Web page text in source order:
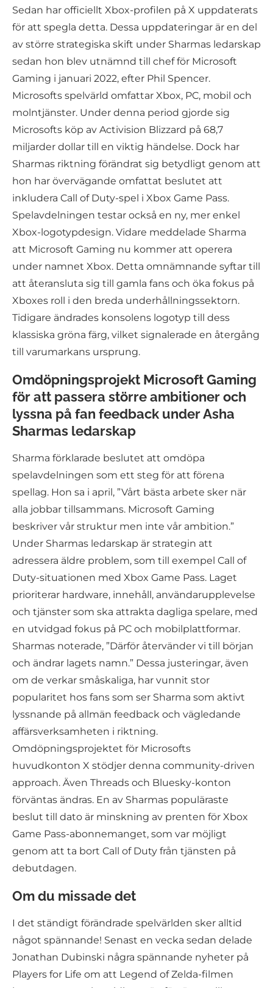
Sedan har officiellt Xbox-profilen på X uppdaterats
för att spegla detta. Dessa uppdateringar är en del
av större strategiska skift under Sharmas ledarskap
sedan hon blev utnämnd till chef för Microsoft
Gaming i januari 2022, efter Phil Spencer.
Microsofts spelvärld omfattar Xbox, PC, mobil och
molntjänster. Under denna period gjorde sig
Microsofts köp av Activision Blizzard på 68,7
miljarder dollar till en viktig händelse. Dock har
Sharmas riktning förändrat sig betydligt genom att
hon har övervägande omfattat beslutet att
inkludera Call of Duty-spel i Xbox Game Pass.
Spelavdelningen testar också en ny, mer enkel
Xbox-logotypdesign. Vidare meddelade Sharma
att Microsoft Gaming nu kommer att operera
under namnet Xbox. Detta omnämnande syftar till
att återansluta sig till gamla fans och öka fokus på
Xboxes roll i den breda underhållningssektorn.
Tidigare ändrades konsolens logotyp till dess
klassiska gröna färg, vilket signalerade en återgång
till varumarkans ursprung.
Omdöpningsprojekt Microsoft Gaming
för att passera större ambitioner och
lyssna på fan feedback under Asha
Sharmas ledarskap
Sharma förklarade beslutet att omdöpa
spelavdelningen som ett steg för att förena
spellag. Hon sa i april, ”Vårt bästa arbete sker när
alla jobbar tillsammans. Microsoft Gaming
beskriver vår struktur men inte vår ambition.”
Under Sharmas ledarskap är strategin att
adressera äldre problem, som till exempel Call of
Duty-situationen med Xbox Game Pass. Laget
prioriterar hardware, innehåll, användarupplevelse
och tjänster som ska attrakta dagliga spelare, med
en utvidgad fokus på PC och mobilplattformar.
Sharmas noterade, ”Därför återvänder vi till början
och ändrar lagets namn.” Dessa justeringar, även
om de verkar småskaliga, har vunnit stor
popularitet hos fans som ser Sharma som aktivt
lyssnande på allmän feedback och vägledande
affärsverksamheten i riktning.
Omdöpningsprojektet för Microsofts
huvudkonton X stödjer denna community-driven
approach. Även Threads och Bluesky-konton
förväntas ändras. En av Sharmas populäraste
beslut till dato är minskning av prenten för Xbox
Game Pass-abonnemanget, som var möjligt
genom att ta bort Call of Duty från tjänsten på
debutdagen.
Om du missade det
I det ständigt förändrade spelvärlden sker alltid
något spännande! Senast en vecka sedan delade
Jonathan Dubinski några spännande nyheter på
Players for Life om att Legend of Zelda-filmen